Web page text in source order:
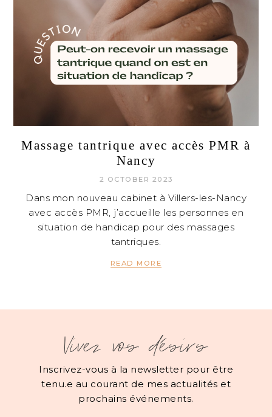
Massage tantrique avec accès PMR à
Nancy
2 OCTOBER 2023
Dans mon nouveau cabinet à Villers-les-Nancy
avec accès PMR, j’accueille les personnes en
situation de handicap pour des massages
tantriques.
READ MORE
Vivez vos désirs
Inscrivez-vous à la newsletter pour être
tenu.e au courant de mes actualités et
prochains événements.